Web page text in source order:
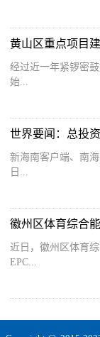
黄山区重点项目
经过近一年紧锣密
始...
新海南客户端、南
日...
徽州区体育综合
近日，徽州区体育
EPC...